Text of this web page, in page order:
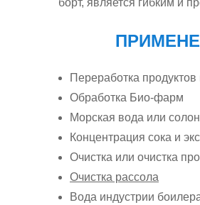
Переработка
Обработка Био-фарм
Морская вода или
Концентрация сока и
Очистка или очистка
Очистка рассола
Вода индустрии